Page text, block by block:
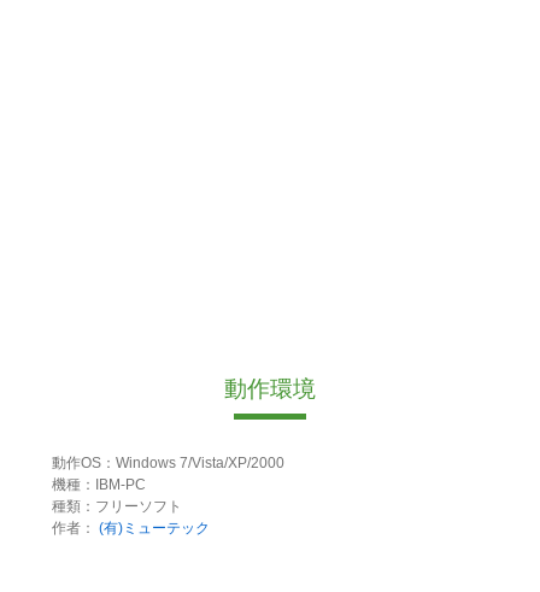
動作環境
動作OS：Windows 7/Vista/XP/2000
機種：IBM-PC
種類：フリーソフト
作者： (有)ミューテック